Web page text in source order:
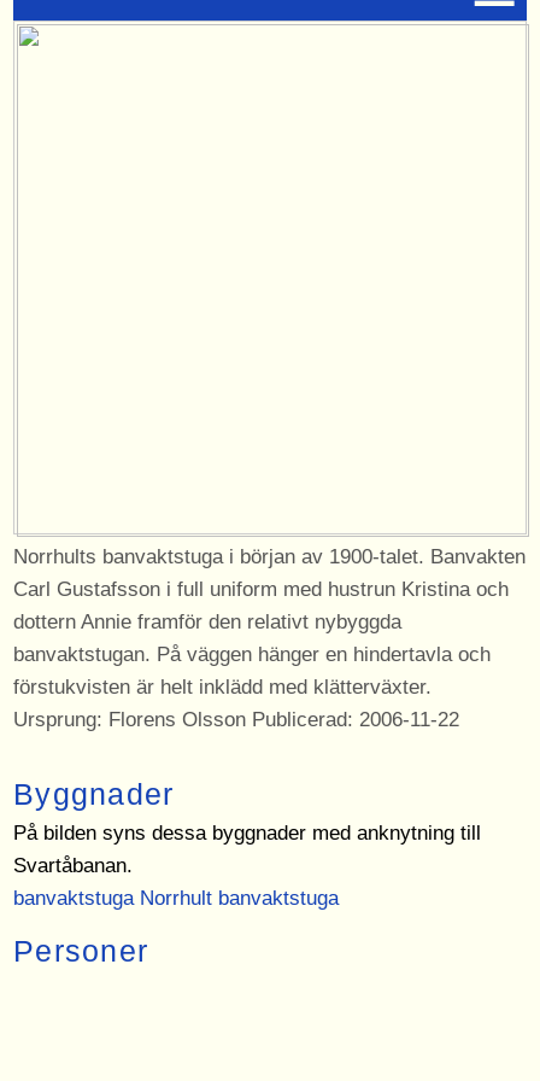
Norrhults banvaktstuga i början av 1900-talet. Banvakten
Carl Gustafsson i full uniform med hustrun Kristina och
dottern Annie framför den relativt nybyggda
banvaktstugan. På väggen hänger en hindertavla och
förstukvisten är helt inklädd med klätterväxter.
Ursprung: Florens Olsson Publicerad: 2006-11-22
Byggnader
På bilden syns dessa byggnader med anknytning till
Svartåbanan.
banvaktstuga Norrhult banvaktstuga
Personer